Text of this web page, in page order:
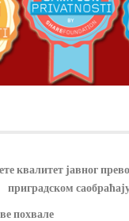
квалитет јавног
приградском
похвале